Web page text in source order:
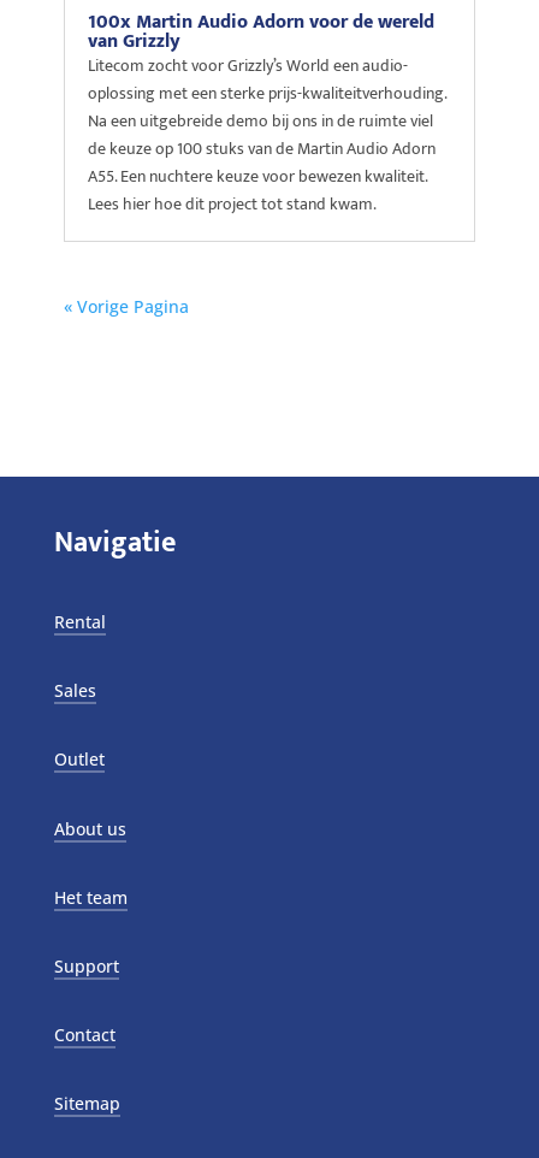
100x Martin Audio Adorn voor de wereld
van Grizzly
Litecom zocht voor Grizzly’s World een audio-
oplossing met een sterke prijs-kwaliteitverhouding.
Na een uitgebreide demo bij ons in de ruimte viel
de keuze op 100 stuks van de Martin Audio Adorn
A55. Een nuchtere keuze voor bewezen kwaliteit.
Lees hier hoe dit project tot stand kwam.
« Vorige Pagina
Navigatie
Rental
Sales
Outlet
About us
Het team
Support
Contact
Sitemap